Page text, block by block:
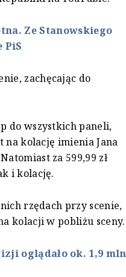
Ze Stanowskiego
PiS
zachęcając do
do wszystkich paneli,
na kolację imienia Jana
za 599,99 zł
i kolację.
rzędach przy scenie,
kolacji w pobliżu sceny.
oglądało ok. 1,9 mln